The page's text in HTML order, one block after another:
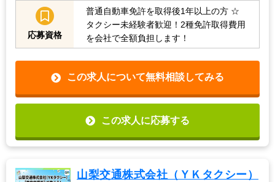
応募資格
普通自動車免許を取得後1年以上の方 ☆
タクシー未経験者歓迎！2種免許取得費用
を会社で全額負担します！
この求人について無料相談してみる
この求人に応募する
山梨交通株式会社（ＹＫタクシー）